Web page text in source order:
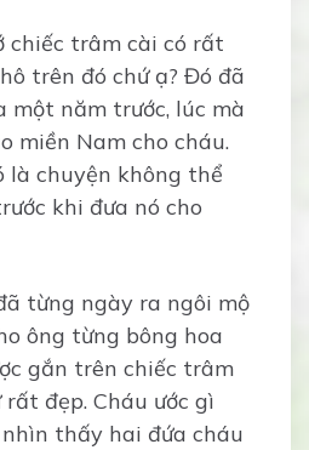
chiếc trâm cài có rất
trên đó chứ ạ? Đó đã
một năm trước, lúc mà
miền Nam cho cháu.
là chuyện không thể
khi đưa nó cho
từng ngày ra ngôi mộ
ông từng bông hoa
gắn trên chiếc trâm
đẹp. Cháu ước gì
thấy hai đứa cháu